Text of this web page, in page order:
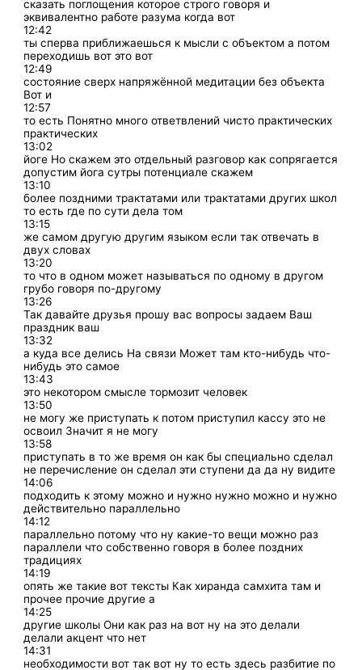
сказать поглощения которое строго говоря и
эквивалентно работе разума когда вот
12:42
ты сперва приближаешься к мысли с объектом а потом
переходишь вот это вот
12:49
состояние сверх напряжённой медитации без объекта
Вот и
12:57
то есть Понятно много ответвлений чисто практических
практических
13:02
йоге Но скажем это отдельный разговор как сопрягается
допустим йога сутры потенциале скажем
13:10
более поздними трактатами или трактатами других школ
то есть где по сути дела том
13:15
же самом другую другим языком если так отвечать в
двух словах
13:20
то что в одном может называться по одному в другом
грубо говоря по-другому
13:26
Так давайте друзья прошу вас вопросы задаем Ваш
праздник ваш
13:32
а куда все делись На связи Может там кто-нибудь что-
нибудь это самое
13:43
это некотором смысле тормозит человек
13:50
не могу же приступать к потом приступил кассу это не
освоил Значит я не могу
13:58
приступать в то же время он как бы специально сделал
не перечисление он сделал эти ступени да да ну видите
14:06
подходить к этому можно и нужно нужно можно и нужно
действительно параллельно
14:12
параллельно потому что ну какие-то вещи можно раз
параллели что собственно говоря в более поздних
традициях
14:19
опять же такие вот тексты Как хиранда самхита там и
прочее прочие другие а
14:25
другие школы Они как раз на вот ну на это делали
делали акцент что нет
14:31
необходимости вот так вот ну то есть здесь разбитие по